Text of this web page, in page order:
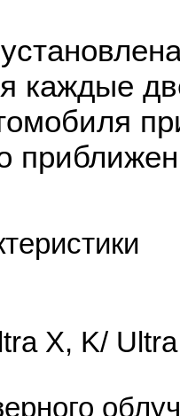
каждые
X, K/